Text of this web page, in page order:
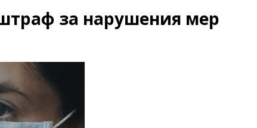
за нарушения мер